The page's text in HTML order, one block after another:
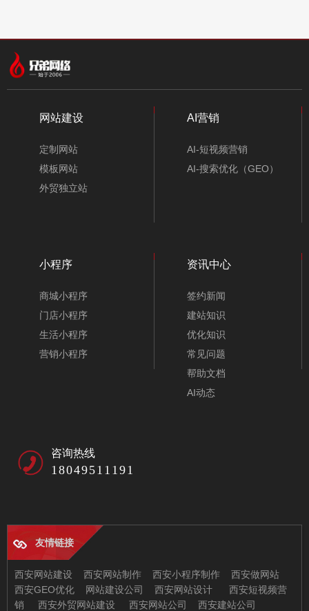
网站建设
定制网站
模板网站
外贸独立站
AI营销
AI-短视频营销
AI-搜索优化（GEO）
小程序
商城小程序
门店小程序
生活小程序
营销小程序
资讯中心
签约新闻
建站知识
优化知识
常见问题
帮助文档
AI动态
咨询热线
18049511191
友情链接
西安网站建设 西安网站制作 西安小程序制作
西安做网站
西安GEO优化
网站建设公司 西安网站设计
西安短视频营
销
西安外贸网站建设 西安网站公司 西安建站公司